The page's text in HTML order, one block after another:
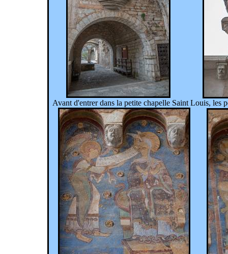
Avant d'entrer dans la petite chapelle Saint Louis, les